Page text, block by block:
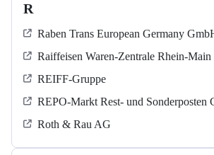
R
Raben Trans European Germany
Raiffeisen Waren-Zentrale Rhein-Main
REIFF-Gruppe
REPO-Markt Rest- und Sonderposten
Roth & Rau AG